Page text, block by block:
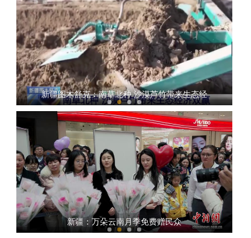
新疆图木舒克：南草北种 沙漠芦竹带来生态经
新疆铁门关：迎数千只灰鹤越冬 冬闲农田变“
新疆：万朵云南月季免费赠民众